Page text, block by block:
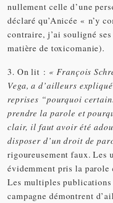
nullement celle d’une
déclaré qu’Anicée « n’y
contraire, j’ai souligné
matière de toxicomanie).
3. On lit : « François
Vega, a d’ailleurs
reprises “pourquoi
prendre la parole et
clair, il faut avoir été
disposer d’un droit de
rigoureusement faux. Les
évidemment pris la parole
Les multiples
campagne démontrent